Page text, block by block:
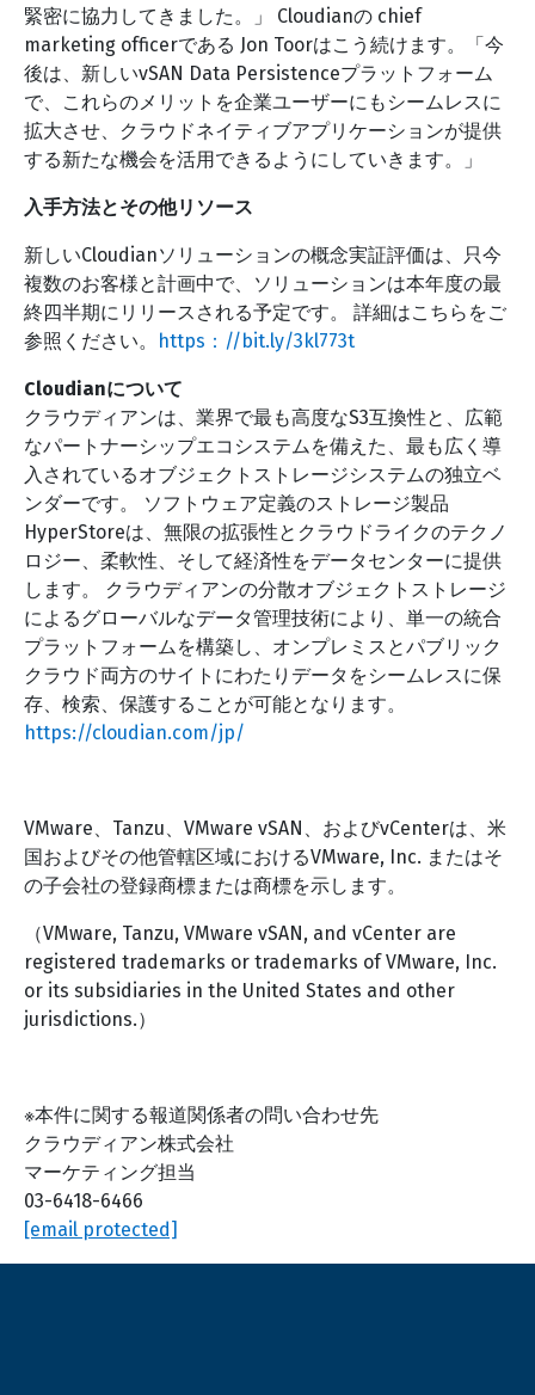
緊密に協力してきました。」 Cloudianの chief
marketing officerである Jon Toorはこう続けます。「今
後は、新しいvSAN Data Persistenceプラットフォーム
で、これらのメリットを企業ユーザーにもシームレスに
拡大させ、クラウドネイティブアプリケーションが提供
する新たな機会を活用できるようにしていきます。」
入手方法とその他リソース
新しいCloudianソリューションの概念実証評価は、只今
複数のお客様と計画中で、ソリューションは本年度の最
終四半期にリリースされる予定です。 詳細はこちらをご
参照ください。
https：//bit.ly/3kl773t
Cloudianについて
クラウディアンは、業界で最も高度なS3互換性と、広範
なパートナーシップエコシステムを備えた、最も広く導
入されているオブジェクトストレージシステムの独立ベ
ンダーです。 ソフトウェア定義のストレージ製品
HyperStoreは、無限の拡張性とクラウドライクのテクノ
ロジー、柔軟性、そして経済性をデータセンターに提供
します。 クラウディアンの分散オブジェクトストレージ
によるグローバルなデータ管理技術により、単一の統合
プラットフォームを構築し、オンプレミスとパブリック
クラウド両方のサイトにわたりデータをシームレスに保
存、検索、保護することが可能となります。
https://cloudian.com/jp/
VMware、Tanzu、VMware vSAN、およびvCenterは、米
国およびその他管轄区域におけるVMware, Inc. またはそ
の子会社の登録商標または商標を示します。
（VMware, Tanzu, VMware vSAN, and vCenter are
registered trademarks or trademarks of VMware, Inc.
or its subsidiaries in the United States and other
jurisdictions.）
※本件に関する報道関係者の問い合わせ先
クラウディアン株式会社
マーケティング担当
03-6418-6466
[email protected]